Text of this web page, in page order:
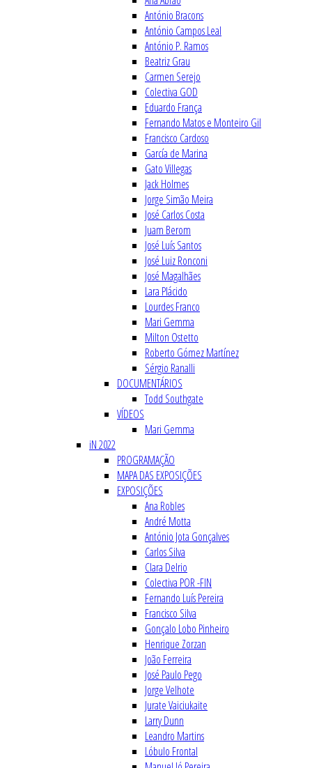
António Bracons
António Campos Leal
António P. Ramos
Beatriz Grau
Carmen Serejo
Colectiva GOD
Eduardo França
Fernando Matos e Monteiro Gil
Francisco Cardoso
García de Marina
Gato Villegas
Jack Holmes
Jorge Simão Meira
José Carlos Costa
Juam Berom
José Luís Santos
José Luiz Ronconi
José Magalhães
Lara Plácido
Lourdes Franco
Mari Gemma
Milton Ostetto
Roberto Gómez Martínez
Sérgio Ranalli
DOCUMENTÁRIOS
Todd Southgate
VÍDEOS
Mari Gemma
iN 2022
PROGRAMAÇÃO
MAPA DAS EXPOSIÇÕES
EXPOSIÇÕES
Ana Robles
André Motta
António Jota Gonçalves
Carlos Silva
Clara Delrio
Colectiva POR -FIN
Fernando Luís Pereira
Francisco Silva
Gonçalo Lobo Pinheiro
Henrique Zorzan
João Ferreira
José Paulo Pego
Jorge Velhote
Jurate Vaiciukaite
Larry Dunn
Leandro Martins
Lóbulo Frontal